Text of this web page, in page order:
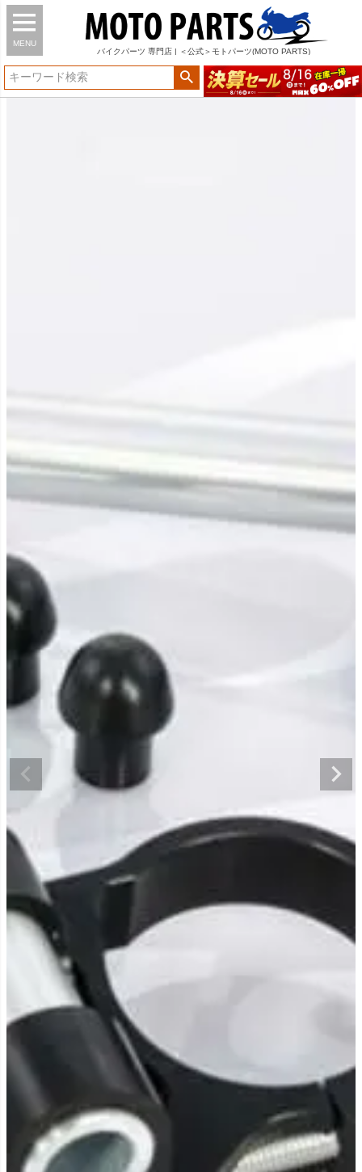
MENU
バイク パーツ 専門店 | ＜公式＞モトパーツ(MOTO PARTS)